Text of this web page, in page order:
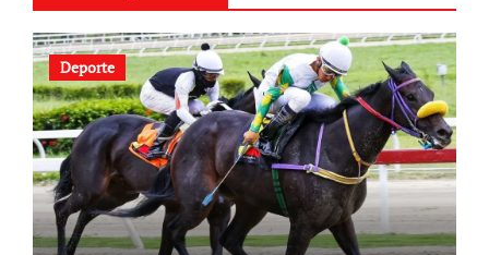
Deporte